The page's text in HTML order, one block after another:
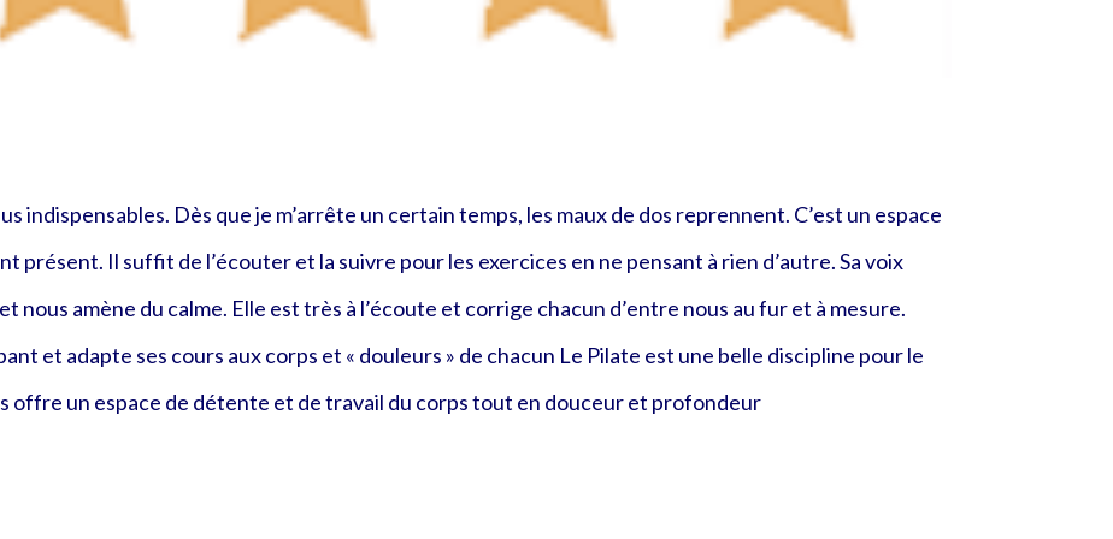
indispensables. Dès que je m’arrête un certain temps, les maux de dos reprennent. C’est un espace
présent. Il suffit de l’écouter et la suivre pour les exercices en ne pensant à rien d’autre. Sa voix
amène du calme. Elle est très à l’écoute et corrige chacun d’entre nous au fur et à mesure.
et adapte ses cours aux corps et « douleurs » de chacun Le Pilate est une belle discipline pour le
offre un espace de détente et de travail du corps tout en douceur et profondeur